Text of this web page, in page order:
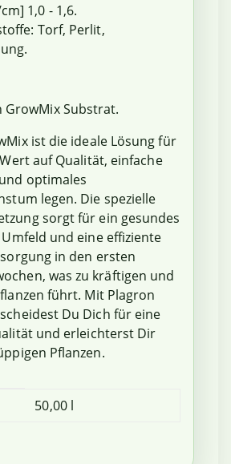
1,0 - 1,6.
Torf, Perlit,
GrowMix Substrat.
ist die ideale Lösung für
auf Qualität, einfache
optimales
legen. Die spezielle
sorgt für ein gesundes
und eine effiziente
in den ersten
was zu kräftigen und
führt. Mit Plagron
Du Dich für eine
und erleichterst Dir
Pflanzen.
50,00 l